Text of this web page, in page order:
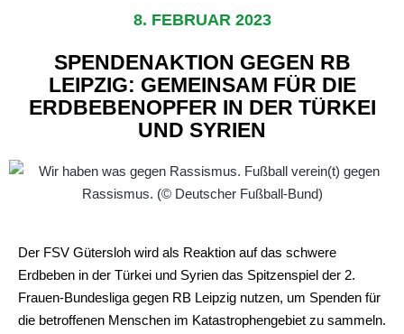
8. FEBRUAR 2023
SPENDENAKTION GEGEN RB
LEIPZIG: GEMEINSAM FÜR DIE
ERDBEBENOPFER IN DER TÜRKEI
UND SYRIEN
Der FSV Gütersloh wird als Reaktion auf das schwere
Erdbeben in der Türkei und Syrien das Spitzenspiel der 2.
Frauen-Bundesliga gegen RB Leipzig nutzen, um Spenden für
die betroffenen Menschen im Katastrophengebiet zu sammeln.